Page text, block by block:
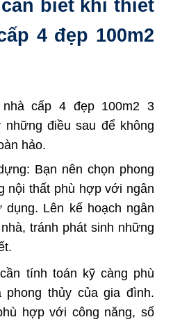
biết khi thiết
4 đẹp 100m2
cấp 4 đẹp 100m2 3
điều sau để không
hảo.
Bạn nên chọn phong
nội thất phù hợp với ngân
Lên kế hoạch ngân
tránh phát sinh những
tính toán kỹ càng phù
thủy của gia đình.
hợp với công năng, số